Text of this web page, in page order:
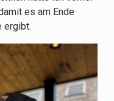
es am Ende
ergibt.